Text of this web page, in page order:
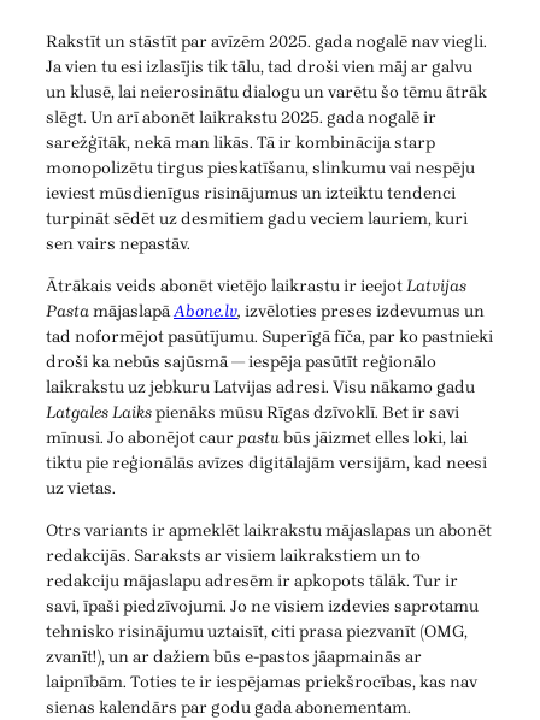
Rakstīt un stāstīt par avīzēm 2025. gada nogalē nav viegli.
Ja vien tu esi izlasījis tik tālu, tad droši vien māj ar galvu
un klusē, lai neierosinātu dialogu un varētu šo tēmu ātrāk
slēgt. Un arī abonēt laikrakstu 2025. gada nogalē ir
sarežģītāk, nekā man likās. Tā ir kombinācija starp
monopolizētu tirgus pieskatīšanu, slinkumu vai nespēju
ieviest mūsdienīgus risinājumus un izteiktu tendenci
turpināt sēdēt uz desmitiem gadu veciem lauriem, kuri
sen vairs nepastāv.
Ātrākais veids abonēt vietējo laikrastu ir ieejotLatvijas
PastamājaslapāAbone.lv, izvēloties preses izdevumus un
tad noformējot pasūtījumu. Superīgā fīča, par ko pastnieki
droši ka nebūs sajūsmā — iespēja pasūtīt reģionālo
laikrakstu uz jebkuru Latvijas adresi. Visu nākamo gadu
Latgales Laikspienāks mūsu Rīgas dzīvoklī. Bet ir savi
mīnusi. Jo abonējot caurpastubūs jāizmet elles loki, lai
tiktu pie reģionālās avīzes digitālajām versijām, kad neesi
uz vietas.
Otrs variants ir apmeklēt laikrakstu mājaslapas un abonēt
redakcijās. Saraksts ar visiem laikrakstiem un to
redakciju mājaslapu adresēm ir apkopots tālāk. Tur ir
savi, īpaši piedzīvojumi. Jo ne visiem izdevies saprotamu
tehnisko risinājumu uztaisīt, citi prasa piezvanīt (OMG,
zvanīt!), un ar dažiem būs e-pastos jāapmainās ar
laipnībām. Toties te ir iespējamas priekšrocības, kas nav
sienas kalendārs par godu gada abonementam.